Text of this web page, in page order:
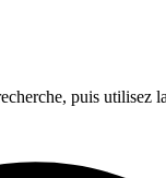
puis utilisez